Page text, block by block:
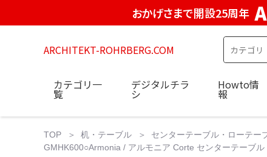
おかげさまで開設25周年
ARCHITEKT-ROHRBERG.COM
カテゴリ一
覧
デジタルチラ
シ
Howto情
報
TOP 机・テーブル
センターテーブル・ローテー
GMHK600○Armonia / アルモニア Corte センターテーブ